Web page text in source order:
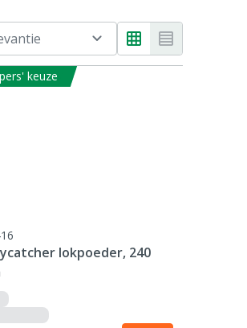
keuze
lokpoeder, 240